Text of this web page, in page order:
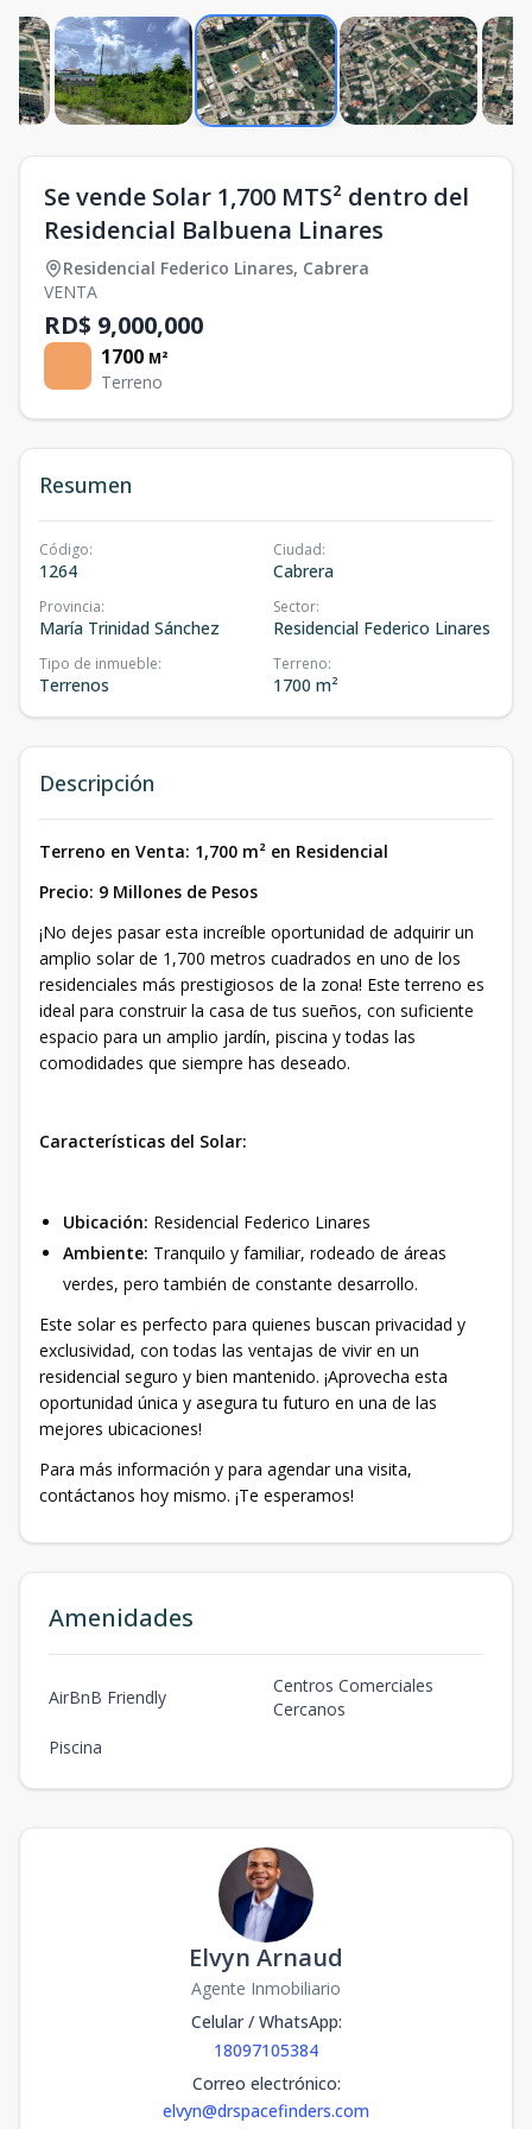
Se vende Solar 1,700 MTS² dentro del
Residencial Balbuena Linares
Residencial Federico Linares, Cabrera
VENTA
RD$ 9,000,000
1700 M²
Terreno
Resumen
Código:
1264
Ciudad:
Cabrera
Provincia:
María Trinidad Sánchez
Sector:
Residencial Federico Linares
Tipo de inmueble:
Terrenos
Terreno:
1700 m²
Descripción
Terreno en Venta: 1,700 m² en Residencial
Precio: 9 Millones de Pesos
¡No dejes pasar esta increíble oportunidad de adquirir un
amplio solar de 1,700 metros cuadrados en uno de los
residenciales más prestigiosos de la zona! Este terreno es
ideal para construir la casa de tus sueños, con suficiente
espacio para un amplio jardín, piscina y todas las
comodidades que siempre has deseado.
Características del Solar:
Ubicación: Residencial Federico Linares
Ambiente: Tranquilo y familiar, rodeado de áreas
verdes, pero también de constante desarrollo.
Este solar es perfecto para quienes buscan privacidad y
exclusividad, con todas las ventajas de vivir en un
residencial seguro y bien mantenido. ¡Aprovecha esta
oportunidad única y asegura tu futuro en una de las
mejores ubicaciones!
Para más información y para agendar una visita,
contáctanos hoy mismo. ¡Te esperamos!
Amenidades
AirBnB Friendly
Centros Comerciales
Cercanos
Piscina
Elvyn Arnaud
Agente Inmobiliario
Celular / WhatsApp:
18097105384
Correo electrónico:
elvyn@drspacefinders.com